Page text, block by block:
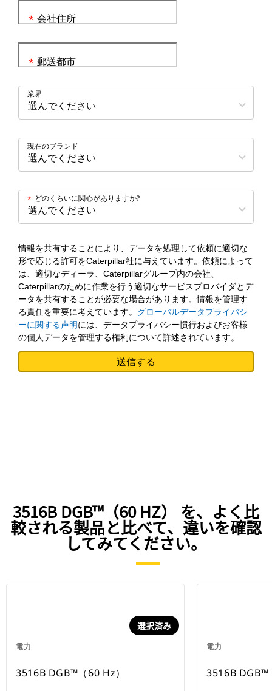
会社住所
*
郵送都市
*
業界
現在のブランド
どのくらいに関心がありますか?
*
情報を共有することにより、データを処理して依頼に適切な
形で応じる許可をCaterpillar社に与えています。依頼によって
は、適切なディーラ、Caterpillarグループ内の会社、
Caterpillarのために作業を行う適切なサービスプロバイダとデ
ータを共有することが必要な場合があります。情報を管理す
る責任を重要に考えています。 グローバルデータプライバシ
ーに関する声明には、データプライバシー慣行およびお客様
の個人データを管理する権利について詳述されています。
3516B DGB™（60 HZ） を、よく比
較される製品と比べて、違いを確認
してみてください。
電力
選択済み
3516B DGB™（60 Hz）
電力
3516B DGB™